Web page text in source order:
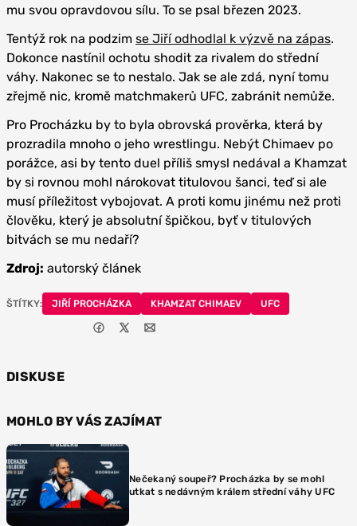
mu svou opravdovou sílu. To se psal březen 2023.
Tentýž rok na podzim se Jiří odhodlal k výzvě na zápas.
Dokonce nastínil ochotu shodit za rivalem do střední
váhy. Nakonec se to nestalo. Jak se ale zdá, nyní tomu
zřejmě nic, kromě matchmakerů UFC, zabránit nemůže.
Pro Procházku by to byla obrovská prověrka, která by
prozradila mnoho o jeho wrestlingu. Nebýt Chimaev po
porážce, asi by tento duel příliš smysl nedával a Khamzat
by si rovnou mohl nárokovat titulovou šanci, teď si ale
musí příležitost vybojovat. A proti komu jinému než proti
člověku, který je absolutní špičkou, byť v titulových
bitvách se mu nedaří?
Zdroj: autorský článek
ŠTÍTKY: JIŘÍ PROCHÁZKA KHAMZAT CHIMAEV UFC
DISKUSE
MOHLO BY VÁS ZAJÍMAT
Nečekaný soupeř? Procházka by se mohl
utkat s nedávným králem střední váhy UFC